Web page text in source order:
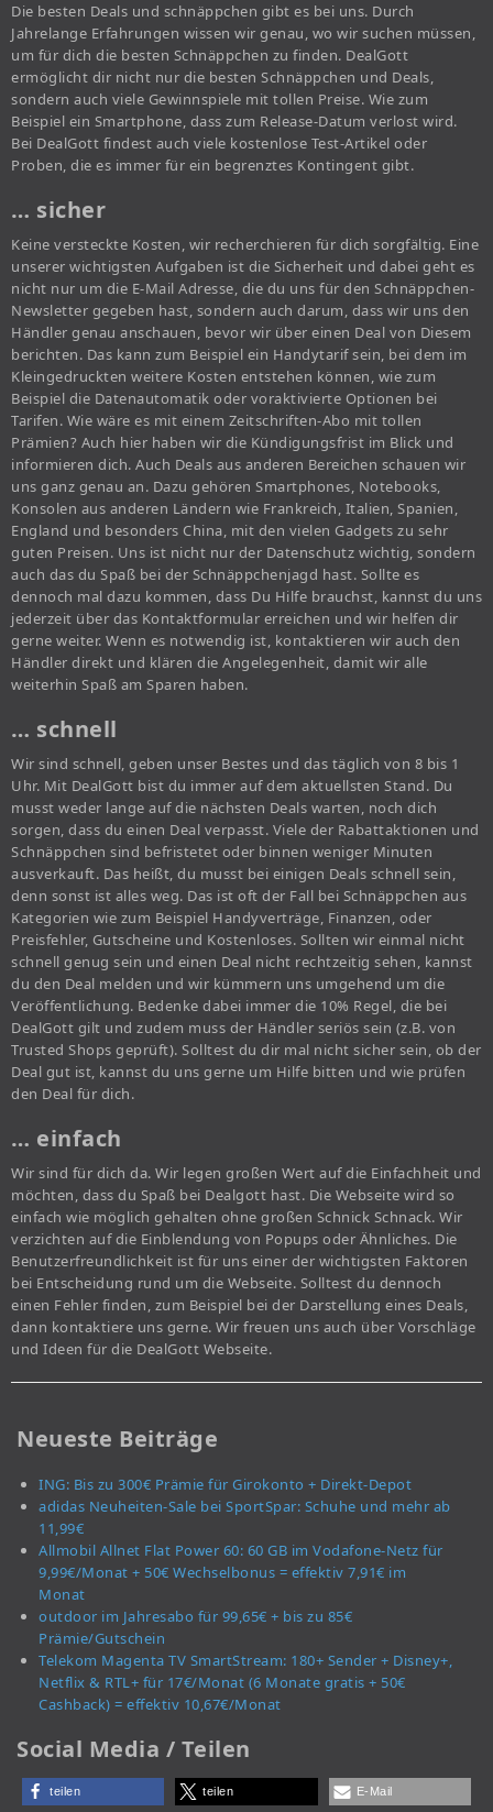
Die besten Deals und schnäppchen gibt es bei uns. Durch
Jahrelange Erfahrungen wissen wir genau, wo wir suchen müssen,
um für dich die besten Schnäppchen zu finden. DealGott
ermöglicht dir nicht nur die besten Schnäppchen und Deals,
sondern auch viele Gewinnspiele mit tollen Preise. Wie zum
Beispiel ein Smartphone, dass zum Release-Datum verlost wird.
Bei DealGott findest auch viele kostenlose Test-Artikel oder
Proben, die es immer für ein begrenztes Kontingent gibt.
… sicher
Keine versteckte Kosten, wir recherchieren für dich sorgfältig. Eine
unserer wichtigsten Aufgaben ist die Sicherheit und dabei geht es
nicht nur um die E-Mail Adresse, die du uns für den Schnäppchen-
Newsletter gegeben hast, sondern auch darum, dass wir uns den
Händler genau anschauen, bevor wir über einen Deal von Diesem
berichten. Das kann zum Beispiel ein Handytarif sein, bei dem im
Kleingedruckten weitere Kosten entstehen können, wie zum
Beispiel die Datenautomatik oder voraktivierte Optionen bei
Tarifen. Wie wäre es mit einem Zeitschriften-Abo mit tollen
Prämien? Auch hier haben wir die Kündigungsfrist im Blick und
informieren dich. Auch Deals aus anderen Bereichen schauen wir
uns ganz genau an. Dazu gehören Smartphones, Notebooks,
Konsolen aus anderen Ländern wie Frankreich, Italien, Spanien,
England und besonders China, mit den vielen Gadgets zu sehr
guten Preisen. Uns ist nicht nur der Datenschutz wichtig, sondern
auch das du Spaß bei der Schnäppchenjagd hast. Sollte es
dennoch mal dazu kommen, dass Du Hilfe brauchst, kannst du uns
jederzeit über das Kontaktformular erreichen und wir helfen dir
gerne weiter. Wenn es notwendig ist, kontaktieren wir auch den
Händler direkt und klären die Angelegenheit, damit wir alle
weiterhin Spaß am Sparen haben.
… schnell
Wir sind schnell, geben unser Bestes und das täglich von 8 bis 1
Uhr. Mit DealGott bist du immer auf dem aktuellsten Stand. Du
musst weder lange auf die nächsten Deals warten, noch dich
sorgen, dass du einen Deal verpasst. Viele der Rabattaktionen und
Schnäppchen sind befristetet oder binnen weniger Minuten
ausverkauft. Das heißt, du musst bei einigen Deals schnell sein,
denn sonst ist alles weg. Das ist oft der Fall bei Schnäppchen aus
Kategorien wie zum Beispiel Handyverträge, Finanzen, oder
Preisfehler, Gutscheine und Kostenloses. Sollten wir einmal nicht
schnell genug sein und einen Deal nicht rechtzeitig sehen, kannst
du den Deal melden und wir kümmern uns umgehend um die
Veröffentlichung. Bedenke dabei immer die 10% Regel, die bei
DealGott gilt und zudem muss der Händler seriös sein (z.B. von
Trusted Shops geprüft). Solltest du dir mal nicht sicher sein, ob der
Deal gut ist, kannst du uns gerne um Hilfe bitten und wie prüfen
den Deal für dich.
… einfach
Wir sind für dich da. Wir legen großen Wert auf die Einfachheit und
möchten, dass du Spaß bei Dealgott hast. Die Webseite wird so
einfach wie möglich gehalten ohne großen Schnick Schnack. Wir
verzichten auf die Einblendung von Popups oder Ähnliches. Die
Benutzerfreundlichkeit ist für uns einer der wichtigsten Faktoren
bei Entscheidung rund um die Webseite. Solltest du dennoch
einen Fehler finden, zum Beispiel bei der Darstellung eines Deals,
dann kontaktiere uns gerne. Wir freuen uns auch über Vorschläge
und Ideen für die DealGott Webseite.
Neueste Beiträge
ING: Bis zu 300€ Prämie für Girokonto + Direkt-Depot
adidas Neuheiten-Sale bei SportSpar: Schuhe und mehr ab
11,99€
Allmobil Allnet Flat Power 60: 60 GB im Vodafone-Netz für
9,99€/Monat + 50€ Wechselbonus = effektiv 7,91€ im
Monat
outdoor im Jahresabo für 99,65€ + bis zu 85€
Prämie/Gutschein
Telekom Magenta TV SmartStream: 180+ Sender + Disney+,
Netflix & RTL+ für 17€/Monat (6 Monate gratis + 50€
Cashback) = effektiv 10,67€/Monat
Social Media / Teilen
teilen teilen E-Mail